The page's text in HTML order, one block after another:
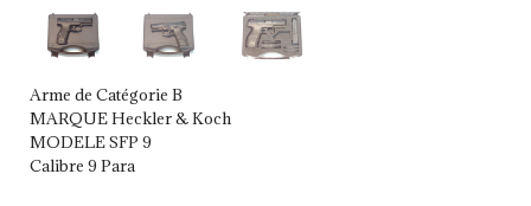
Arme de Catégorie B
MARQUE Heckler & Koch
MODELE SFP 9
Calibre 9 Para